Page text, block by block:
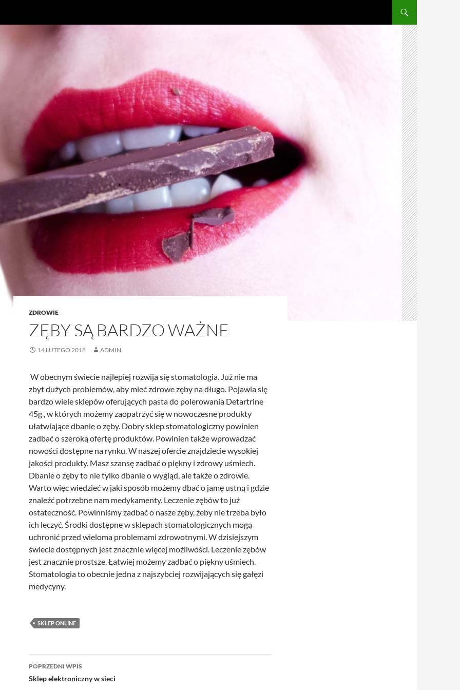
ZDROWIE
ZĘBY SĄ BARDZO WAŻNE
14 LUTEGO 2018 ADMIN
W obecnym świecie najlepiej rozwija się stomatologia. Już nie ma
zbyt dużych problemów, aby mieć zdrowe zęby na długo. Pojawia się
bardzo wiele sklepów oferujących pasta do polerowania Detartrine
45g , w których możemy zaopatrzyć się w nowoczesne produkty
ułatwiające dbanie o zęby. Dobry sklep stomatologiczny powinien
zadbać o szeroką ofertę produktów. Powinien także wprowadzać
nowości dostępne na rynku. W naszej ofercie znajdziecie wysokiej
jakości produkty. Masz szansę zadbać o piękny i zdrowy uśmiech.
Dbanie o zęby to nie tylko dbanie o wygląd, ale także o zdrowie.
Warto więc wiedzieć w jaki sposób możemy dbać o jamę ustną i gdzie
znaleźć potrzebne nam medykamenty. Leczenie zębów to już
ostateczność. Powinniśmy zadbać o nasze zęby, żeby nie trzeba było
ich leczyć. Środki dostępne w sklepach stomatologicznych mogą
uchronić przed wieloma problemami zdrowotnymi. W dzisiejszym
świecie dostępnych jest znacznie więcej możliwości. Leczenie zębów
jest znacznie prostsze. Łatwiej możemy zadbać o piękny uśmiech.
Stomatologia to obecnie jedna z najszybciej rozwijających się gałęzi
medycyny.
SKLEP ONLINE
Nawigacja
wpisu
POPRZEDNI WPIS
Sklep elektroniczny w sieci